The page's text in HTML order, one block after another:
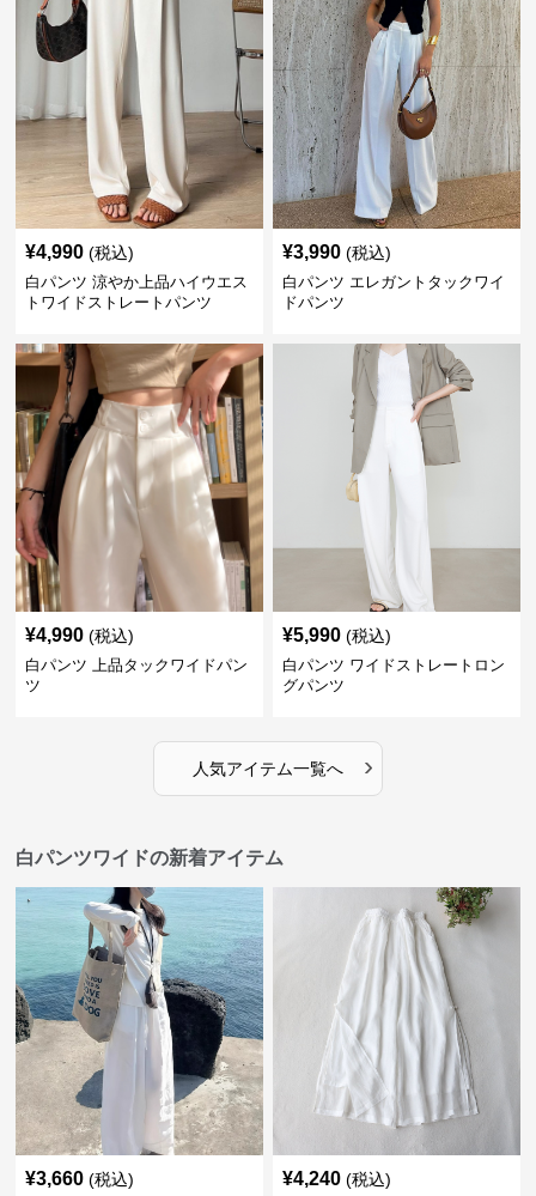
¥4,990 (税込)
白パンツ 涼やか上品ハイウエス
トワイドストレートパンツ
¥3,990 (税込)
白パンツ エレガントタックワイ
ドパンツ
¥4,990 (税込)
白パンツ 上品タックワイドパン
ツ
¥5,990 (税込)
白パンツ ワイドストレートロン
グパンツ
人気アイテム一覧へ ›
白パンツワイドの新着アイテム
¥3,660 (税込) ¥4,240 (税込)